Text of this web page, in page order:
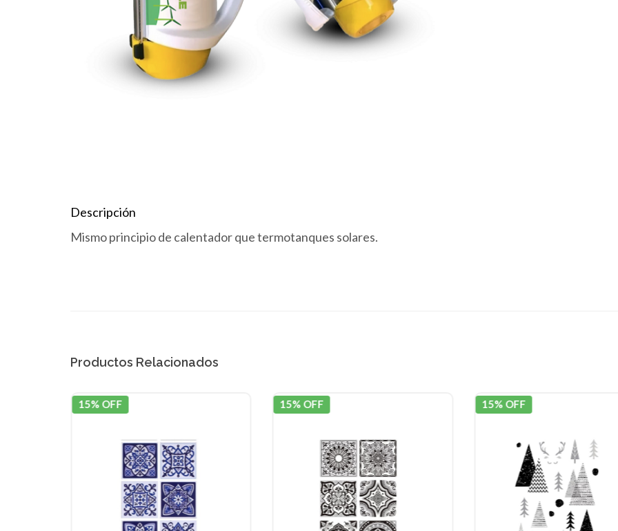
Descripción
Mismo principio de calentador que termotanques solares.
Productos Relacionados
15% OFF 15% OFF 15% OFF